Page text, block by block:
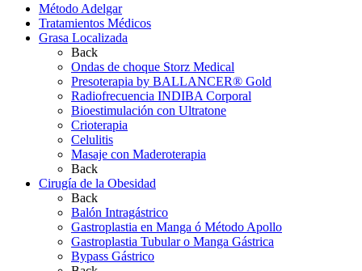
Método Adelgar
Tratamientos Médicos
Grasa Localizada
Back
Ondas de choque Storz Medical
Presoterapia by BALLANCER® Gold
Radiofrecuencia INDIBA Corporal
Bioestimulación con Ultratone
Crioterapia
Celulitis
Masaje con Maderoterapia
Back
Cirugía de la Obesidad
Back
Balón Intragástrico
Gastroplastia en Manga ó Método Apollo
Gastroplastia Tubular o Manga Gástrica
Bypass Gástrico